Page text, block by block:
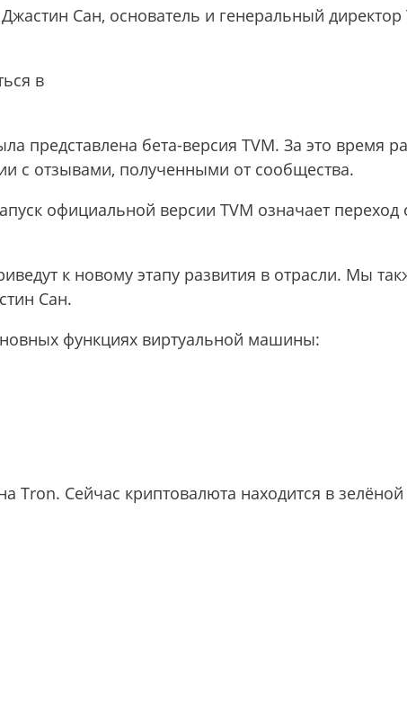
Сан, основатель и генеральный
в
представлена бета-версия TVM. За это время
с отзывами, полученными от сообщества.
официальной версии TVM означает
к новому этапу развития в отрасли. Мы
Сан.
функциях виртуальной машины:
Tron. Cейчас криптовалюта находится в